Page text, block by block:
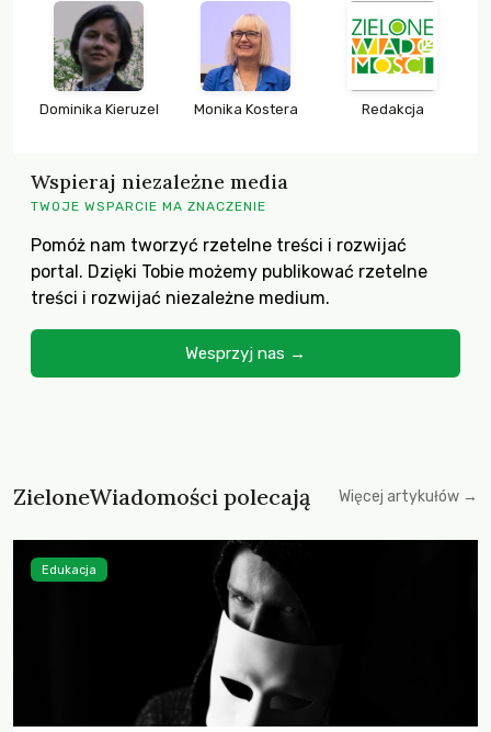
Dominika Kieruzel Monika Kostera Redakcja
Wspieraj niezależne media
TWOJE WSPARCIE MA ZNACZENIE
Pomóż nam tworzyć rzetelne treści i rozwijać
portal. Dzięki Tobie możemy publikować rzetelne
treści i rozwijać niezależne medium.
Wesprzyj nas →
ZieloneWiadomości polecają Więcej artykułów →
Edukacja